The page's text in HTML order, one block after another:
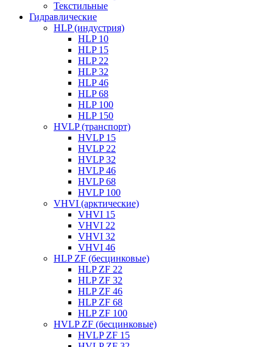
Текстильные
Гидравлические
HLP (индустрия)
HLP 10
HLP 15
HLP 22
HLP 32
HLP 46
HLP 68
HLP 100
HLP 150
HVLP (транспорт)
HVLP 15
HVLP 22
HVLP 32
HVLP 46
HVLP 68
HVLP 100
VHVI (арктические)
VHVI 15
VHVI 22
VHVI 32
VHVI 46
HLP ZF (бесцинковые)
HLP ZF 22
HLP ZF 32
HLP ZF 46
HLP ZF 68
HLP ZF 100
HVLP ZF (бесцинковые)
HVLP ZF 15